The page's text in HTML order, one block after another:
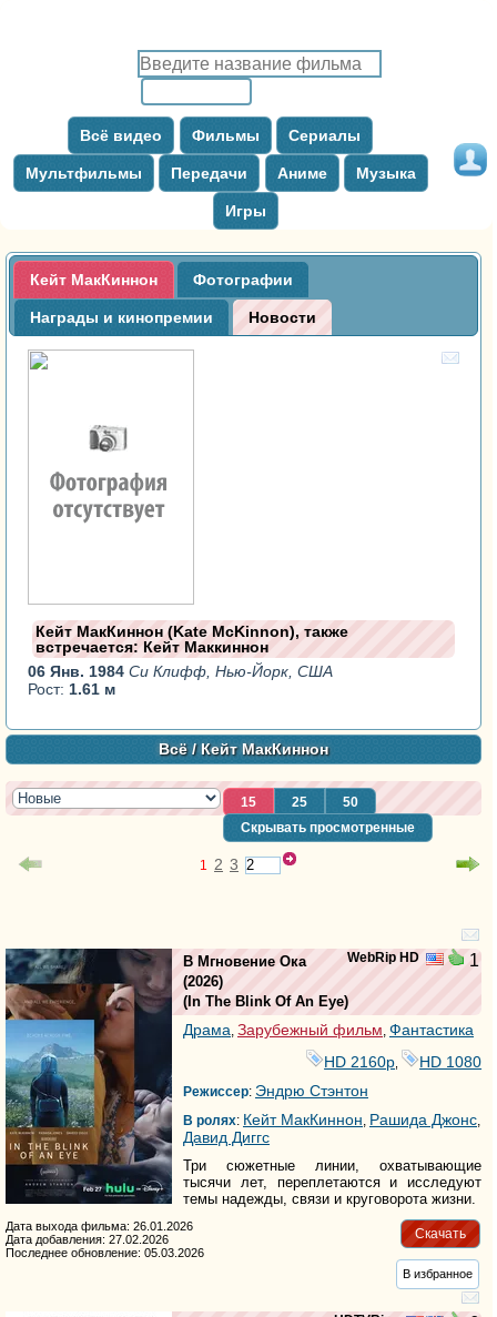
Всё видео Фильмы Сериалы
Мультфильмы Передачи Аниме Музыка
Игры
Кейт МакКиннон Фотографии
Награды и кинопремии Новости
Кейт МакКиннон (Kate McKinnon), также
встречается: Кейт Маккиннон
06 Янв. 1984Си Клифф, Нью-Йорк, США
Рост: 1.61 м
Всё/ Кейт МакКиннон
15 25
50
Скрывать просмотренные
1 2 3
WebRip HD 1
В Мгновение Ока
(2026)
( In The Blink Of An Eye)
Драма, Зарубежный фильм, Фантастика
HD 2160р
HD 1080
Режиссер: Эндрю Стэнтон
В ролях: Кейт МакКиннон, Рашида Джонс,
Давид Диггс
Три сюжетные линии, охватывающие
тысячи лет, переплетаются и исследуют
темы надежды, связи и круговорота жизни.
Скачать
Дата выхода фильма: 26.01.2026
Дата добавления: 27.02.2026
Последнее обновление: 05.03.2026
В избранное